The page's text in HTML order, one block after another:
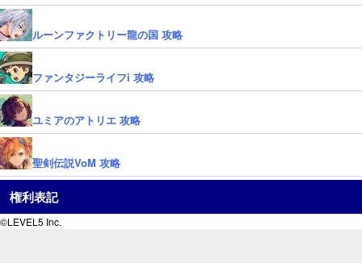
ルーンファクトリー龍の国 攻略
ファンタジーライフi 攻略
ユミアのアトリエ 攻略
聖剣伝説VoM 攻略
権利表記
©LEVEL5 Inc.